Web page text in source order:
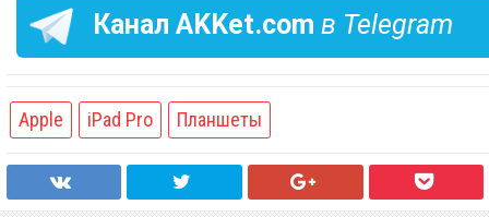
Канал AKKet.com в Telegram
Apple iPad Pro Планшеты